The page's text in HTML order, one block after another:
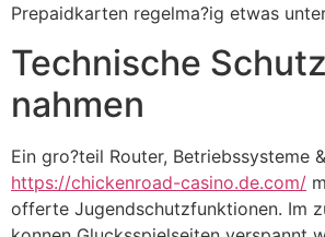
Prepaidkarten regelma?ig etwas
Technische
nahmen
Ein gro?teil Router, Betriebssysteme &
https://chickenroad-casino.de.com/
offerte Jugendschutzfunktionen. Im